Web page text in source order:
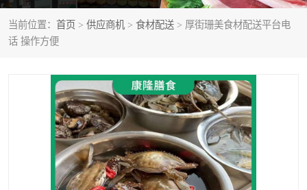
当前位置： 首页 > 供应商机 > 食材配送 > 厚街珊美食材配送平台电
话 操作方便
调料配送 企业工厂食堂承包
干货配送 副食配送
水果配送